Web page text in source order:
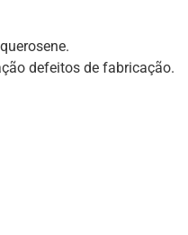
defeitos de fabricação.